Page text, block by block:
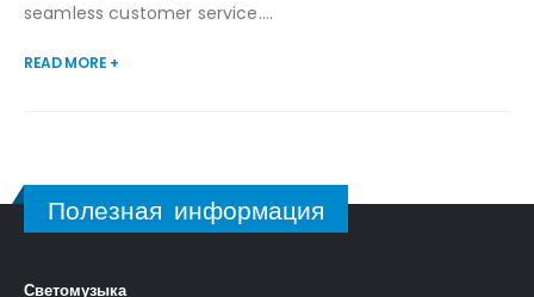
seamless customer service....
READ MORE +
Полезная информация
Светомузыка